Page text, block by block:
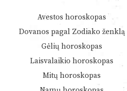
Avestos horoskopas
Dovanos pagal Zodiako ženklą
Gėlių horoskopas
Laisvalaikio horoskopas
Mitų horoskopas